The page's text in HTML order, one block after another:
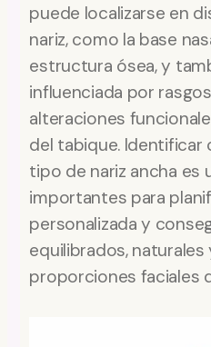
puede localizarse en
nariz, como la base
estructura ósea, y
influenciada por
alteraciones
del tabique.
tipo de nariz ancha es
importantes para
personalizada y
equilibrados,
proporciones faciales